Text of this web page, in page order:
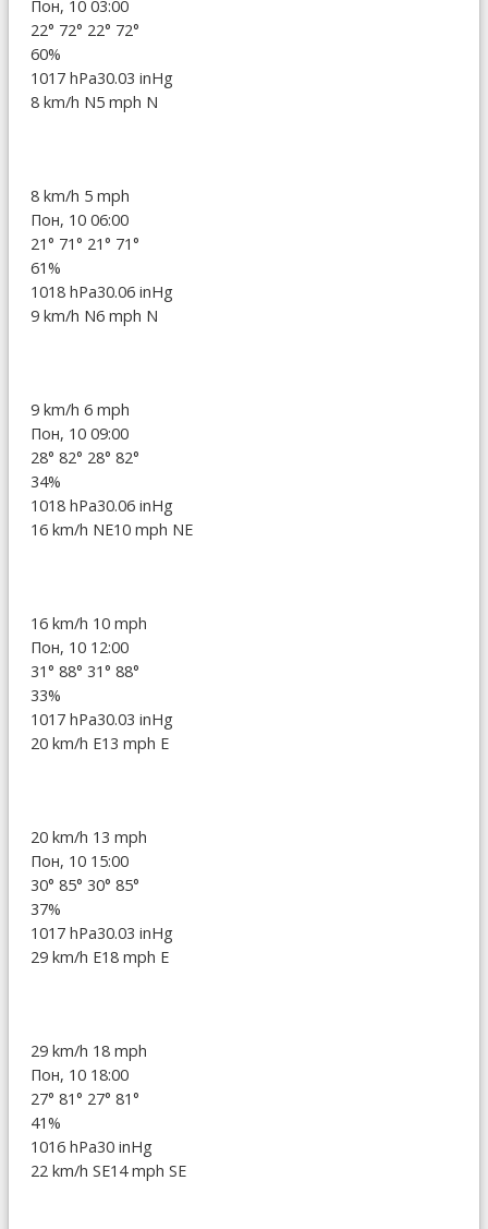
Пон, 10 03:00
22° 72° 22° 72°
60%
1017 hPa30.03 inHg
8 km/h N5 mph N
8 km/h 5 mph
Пон, 10 06:00
21° 71° 21° 71°
61%
1018 hPa30.06 inHg
9 km/h N6 mph N
9 km/h 6 mph
Пон, 10 09:00
28° 82° 28° 82°
34%
1018 hPa30.06 inHg
16 km/h NE10 mph NE
16 km/h 10 mph
Пон, 10 12:00
31° 88° 31° 88°
33%
1017 hPa30.03 inHg
20 km/h E13 mph E
20 km/h 13 mph
Пон, 10 15:00
30° 85° 30° 85°
37%
1017 hPa30.03 inHg
29 km/h E18 mph E
29 km/h 18 mph
Пон, 10 18:00
27° 81° 27° 81°
41%
1016 hPa30 inHg
22 km/h SE14 mph SE